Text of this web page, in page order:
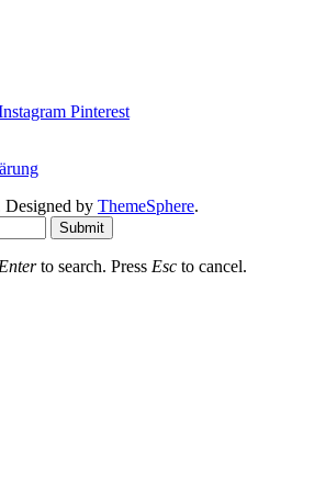
Pinterest
Designed by ThemeSphere.
Submit
Enterto search. Press Esc to cancel.